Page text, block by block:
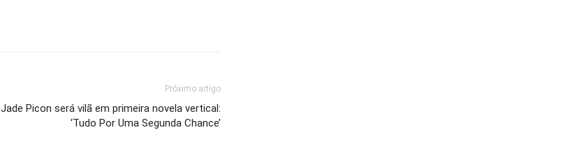
Próximo artigo
Jade Picon será vilã em primeira novela vertical:
‘Tudo Por Uma Segunda Chance’